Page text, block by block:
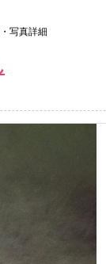
写真詳細